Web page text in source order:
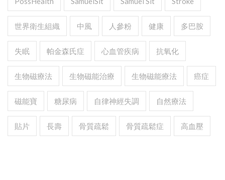
世界衛生組織 中風 人參粉 健康 多巴胺
失眠 帕金森氏症 心血管疾病 抗氧化
生物磁療法 生物磁能治療 生物磁能療法 癌症
磁能寶 糖尿病 自律神經失調 自然療法
貼片 長壽 骨質疏鬆 骨質疏鬆症 高血壓